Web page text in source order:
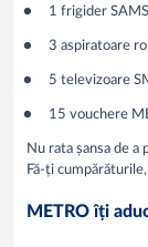
1 frigider
3 aspiratoare
5 televizoare
15 vouchere
Nu rata șansa de a
Fă-ți
METRO îți